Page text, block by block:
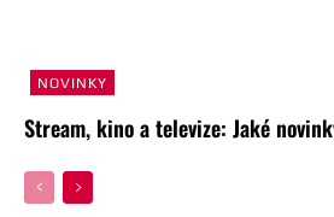
NOVINKY
Stream, kino a televize: Jaké